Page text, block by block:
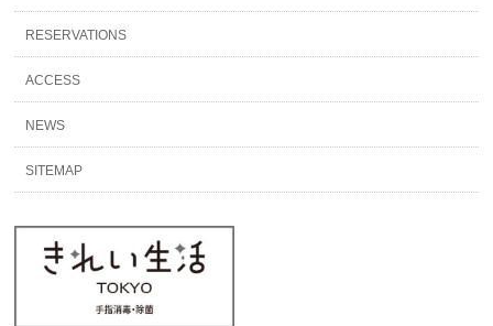
RESERVATIONS
ACCESS
NEWS
SITEMAP